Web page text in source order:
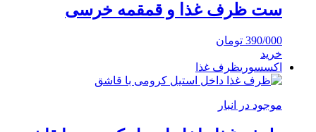
ست ظرف غذا و قمقمه خرسی
390/000 تومان
خرید
اکسسوریظرف غذا
موجود در انبار